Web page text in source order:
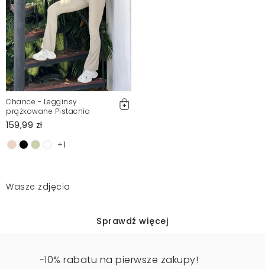
Chance - Legginsy
prążkowane Pistachio
159,99 zł
+1
Wasze zdjęcia
Sprawdź więcej
-10% rabatu na pierwsze zakupy!